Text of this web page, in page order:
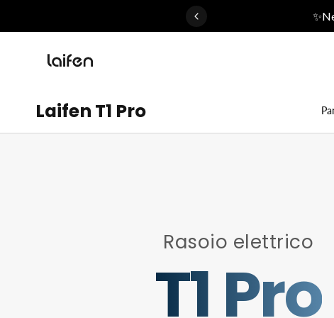
Laifen T1 Pro
Rasoio elettrico
T1 Pro